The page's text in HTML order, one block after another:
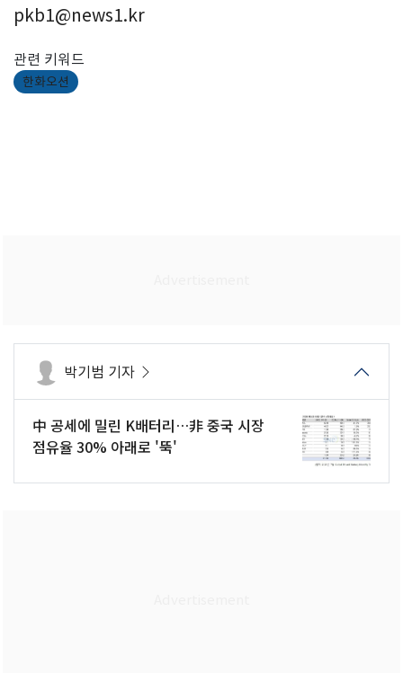
pkb1@news1.kr
관련 키워드
한화오션
박기범 기자
中 공세에 밀린 K배터리…非 중국 시장
점유율 30% 아래로 '뚝'